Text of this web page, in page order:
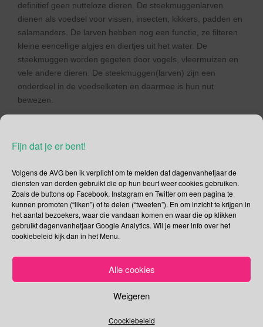
Fijn dat je er bent!
Volgens de AVG ben ik verplicht om te melden dat dagenvanhetjaar de
diensten van derden gebruikt die op hun beurt weer cookies gebruiken.
Zoals de buttons op Facebook, Instagram en Twitter om een pagina te
kunnen promoten (“liken”) of te delen (“tweeten”). En om inzicht te krijgen in
het aantal bezoekers, waar die vandaan komen en waar die op klikken
gebruikt dagenvanhetjaar Google Analytics. Wil je meer info over het
cookiebeleid kijk dan in het Menu.
Alle cookies
Weigeren
Coockiebeleid
definitief geen nutteloze dieren. De steekmuggenlarven
dienen als voedsel voor vissen, insecten, kikkers, padden en
salamanders. De larven hebben nog een functie, ze filteren
kleine eencellige algjes en diertjes uit het water. De
steekmuggen worden gegeten door vogels, vleermuizen en
vele andere dieren. De steekmuggen(larven) zijn een
onderdeel in de voedselketen en daarmee is hun nut
bewezen.
Er bestaan prachtige spreekwoorden met “de mug” in de
spreekwoorden vind ik: muggen op laag water zoeken.
hij vliegt als een mug om de kaars → niet meer weg
kunnen
een adelaar voedt zich niet met muggen → belangrijke
mensen houden zich met belangrijke zaken bezig
daarvan eens de gevolgen
met een kanon op een mug schieten → overdreven